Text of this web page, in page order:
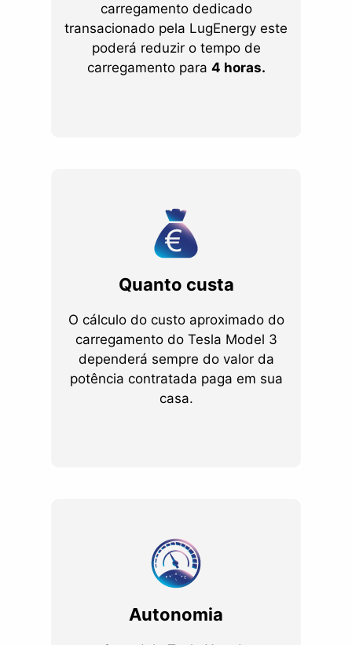
carregamento dedicado
transacionado pela LugEnergy este
poderá reduzir o tempo de
carregamento para 4 horas.
Quanto custa
O cálculo do custo aproximado do
carregamento do Tesla Model 3
dependerá sempre do valor da
potência contratada paga em sua
casa.
Autonomia